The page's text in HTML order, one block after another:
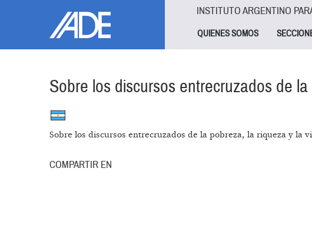
INSTITUTO ARGENTINO
QUIENES SOMOS
Sobre los discursos entrecruzados de
Sobre los discursos entrecruzados de la pobreza, la riqueza y la
COMPARTIR EN